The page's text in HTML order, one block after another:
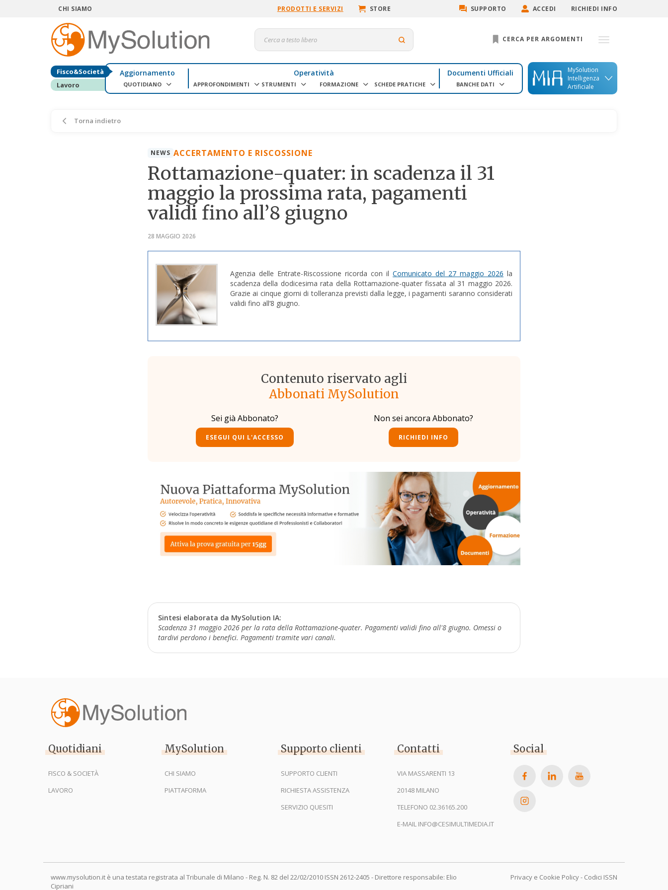
CHI SIAMO PRODOTTI E SERVIZI STORE SUPPORTO ACCEDI RICHIEDI INFO
CERCA PER ARGOMENTI
Fisco&Società
Lavoro
Aggiornamento
QUOTIDIANO
Operatività
APPROFONDIMENTI STRUMENTI FORMAZIONE SCHEDE PRATICHE
Documenti Ufficiali
BANCHE DATI
MySolution
Intelligenza
Artificiale
Torna indietro
NEWS ACCERTAMENTO E RISCOSSIONE
Rottamazione-quater: in scadenza il 31
maggio la prossima rata, pagamenti
validi fino all’8 giugno
28 MAGGIO 2026
Agenzia delle Entrate-Riscossione ricorda con il Comunicato del 27 maggio 2026 la
scadenza della dodicesima rata della Rottamazione-quater fissata al 31 maggio 2026.
Grazie ai cinque giorni di tolleranza previsti dalla legge, i pagamenti saranno considerati
validi fino all’8 giugno.
Contenuto riservato agli
Abbonati MySolution
Sei già Abbonato?
ESEGUI QUI L'ACCESSO
Non sei ancora Abbonato?
RICHIEDI INFO
Sintesi elaborata da MySolution IA:
Scadenza 31 maggio 2026 per la rata della Rottamazione-quater. Pagamenti validi fino all'8 giugno. Omessi o
tardivi perdono i benefici. Pagamenti tramite vari canali.
Quotidiani
FISCO & SOCIETÀ
LAVORO
MySolution
CHI SIAMO
PIATTAFORMA
Supporto clienti
SUPPORTO CLIENTI
RICHIESTA ASSISTENZA
SERVIZIO QUESITI
Contatti
VIA MASSARENTI 13
20148 MILANO
TELEFONO 02.36165.200
E-MAIL INFO@CESIMULTIMEDIA.IT
Social
www.mysolution.it è una testata registrata al Tribunale di Milano - Reg. N. 82 del 22/02/2010 ISSN 2612-2405 - Direttore responsabile: Elio
Cipriani
Privacy e Cookie Policy- Codici ISSN